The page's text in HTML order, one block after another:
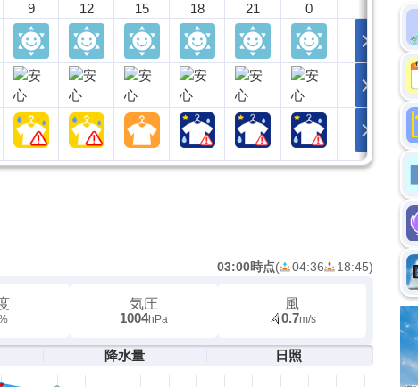
9 12 15 18 21 0
03:00時点( 04:36 18:45)
気圧
1004hPa
風
0.7m/s
降水量 日照